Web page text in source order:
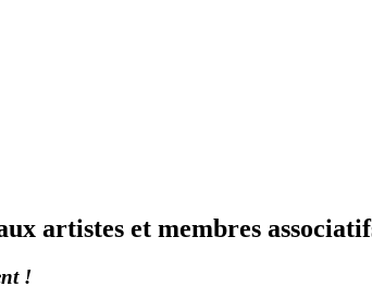
artistes et membres
!